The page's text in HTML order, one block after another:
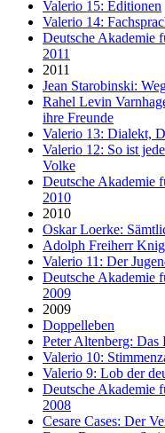
Valerio 15: Editionen
Valerio 14:
Deutsche Akademie
2011
2011
Jean Starobinski:
Rahel Levin
ihre Freunde
Valerio 13: Dialekt,
Valerio 12: So ist
Volke
Deutsche Akademie
2010
2010
Oskar Loerke:
Adolph Freiherr
Valerio 11: Der
Deutsche Akademie
2009
2009
Doppelleben
Peter Altenberg:
Valerio 10:
Valerio 9: Lob der
Deutsche Akademie
2008
Cesare Cases: Der